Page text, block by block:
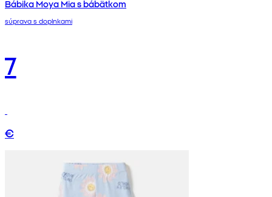
Bábika Moya Mia s bábätkom
súprava s doplnkami
7
€